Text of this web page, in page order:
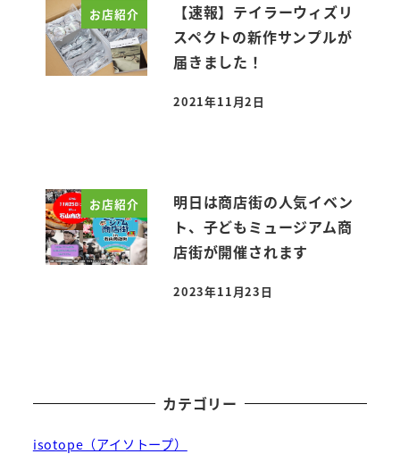
お店紹介
【速報】テイラーウィズリ
スペクトの新作サンプルが
届きました！
投稿日
2021年11月2日
お店紹介
明日は商店街の人気イベン
ト、子どもミュージアム商
店街が開催されます
投稿日
2023年11月23日
カテゴリー
isotope（アイソトープ）